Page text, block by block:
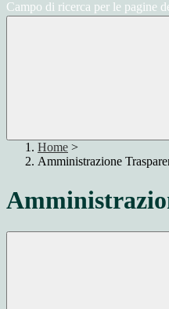
Campo di ricerca per le pagine
Home >
Amministrazione